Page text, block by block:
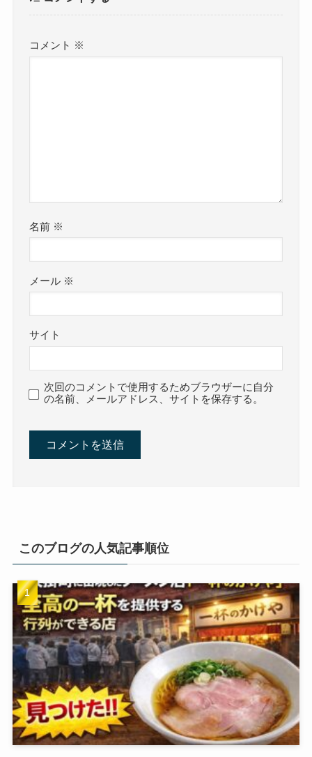
コメント ※
名前 ※
メール ※
サイト
次回のコメントで使用するためブラウザーに自分
の名前、メールアドレス、サイトを保存する。
このブログの人気記事順位